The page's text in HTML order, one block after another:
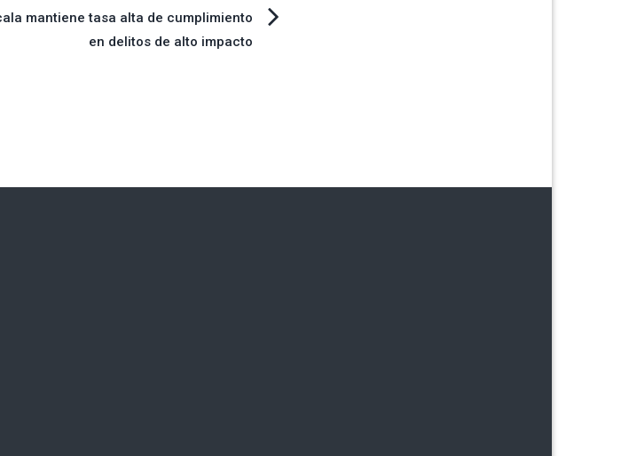
mantiene tasa alta de cumplimiento
en delitos de alto impacto